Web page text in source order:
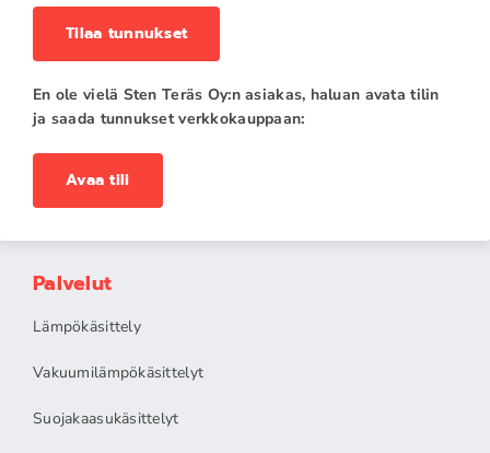
Tilaa tunnukset
En ole vielä Sten Teräs Oy:n asiakas, haluan avata tilin
ja saada tunnukset verkkokauppaan:
Avaa tili
Palvelut
Lämpökäsittely
Vakuumilämpökäsittelyt
Suojakaasukäsittelyt